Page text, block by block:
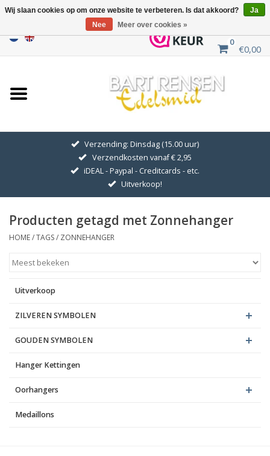
0
€0,00
Home
Uitverkoop
GOUDEN SYMBOLEN
Hanger Kettingen
Oorhangers
Medaillons
Blog
Verzending: Dinsdag (15.00 uur)
Verzendkosten vanaf € 2,95
iDEAL - Paypal - Creditcards - etc.
Uitverkoop!
Producten getagd met Zonnehanger
HOME/TAGS/ ZONNEHANGER
Uitverkoop
ZILVEREN SYMBOLEN
GOUDEN SYMBOLEN
Hanger Kettingen
Oorhangers
Medaillons
Wij slaan cookies op om onze website te verbeteren. Is dat akkoord?
Ja
Nee
Meer over cookies »